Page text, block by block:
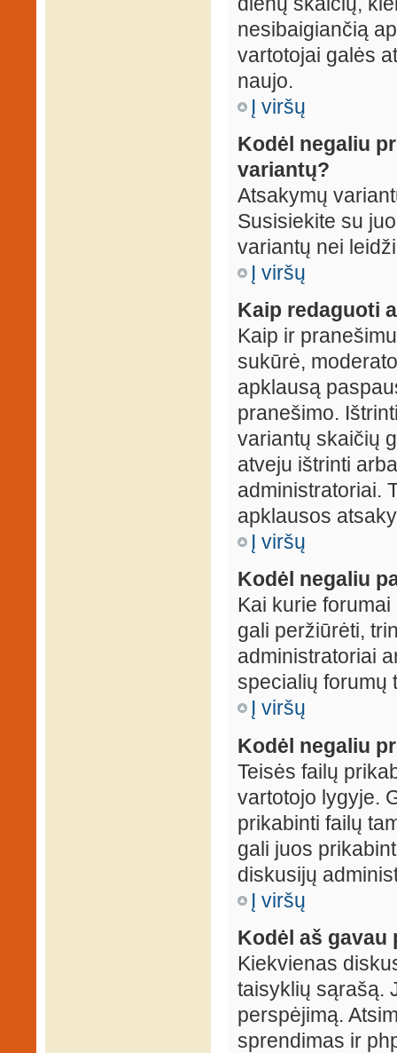
nesibaigiančią
vartotojai galės
naujo.
Į viršų
Kodėl negaliu
variantų?
Atsakymų
Susisiekite su
variantų nei
Į viršų
Kaip redaguoti
Kaip ir
sukūrė,
apklausą
pranešimo.
variantų skaičių
atveju ištrinti
administratoriai.
apklausos
Į viršų
Kodėl negaliu
Kai kurie
gali peržiūrėti,
administratoriai
specialių forumų
Į viršų
Kodėl negaliu
Teisės failų
vartotojo lygyje.
prikabinti failų
gali juos
diskusijų
Į viršų
Kodėl aš gavau
Kiekvienas
taisyklių sąrašą.
perspėjimą.
sprendimas ir